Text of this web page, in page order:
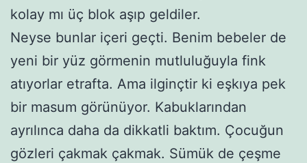
kolay mı üç blok aşıp geldiler.
Neyse bunlar içeri geçti. Benim bebeler de
yeni bir yüz görmenin mutluluğuyla fink
atıyorlar etrafta. Ama ilginçtir ki eşkıya pek
bir masum görünüyor. Kabuklarından
ayrılınca daha da dikkatli baktım. Çocuğun
gözleri çakmak çakmak. Sümük de çeşme